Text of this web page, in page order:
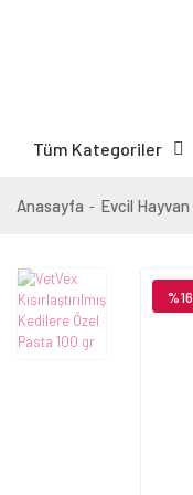
Tüm Kategoriler
Anasayfa Evcil Hayvan
%16